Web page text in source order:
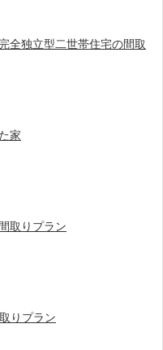
全独立型二世帯住宅の間取
家
取りプラン
りプラン